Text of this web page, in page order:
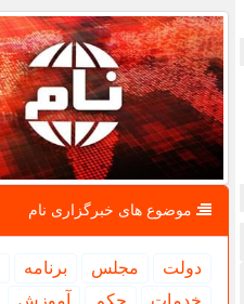
موضوع های خبرگزاری نام
دولت مجلس برنامه
خدمات
حكم
آموزش